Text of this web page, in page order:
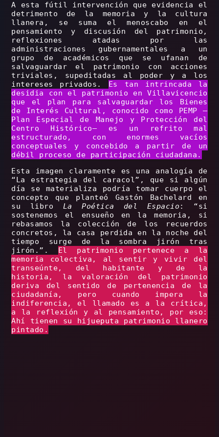
A esta fútil intervención que evidencia el
detrimento de la memoria y la cultura
llanera, se suma el menoscabo en el
pensamiento y discusión del patrimonio,
reflexiones atadas por las
administraciones gubernamentales a un
grupo de académicos que se ufanan de
salvaguardar el patrimonio con acciones
triviales, supeditadas al poder y a los
intereses privados. Es tan intrincada la
desidia con el patrimonio en Villavicencio
que el plan para salvaguardar los Bienes
de Interés Cultural, conocido como PEMP –
Plan Especial de Manejo y Protección del
Centro Histórico– es un refrito mal
estructurado, con enormes vacíos
conceptuales y concebido a partir de un
débil proceso de participación ciudadana.
Esta imagen claramente es una analogía de
“La estrategia del caracol”, que si algún
día se materializa podría tomar cuerpo el
concepto que planteó Gastón Bachelard en
su libro La Poética del Espacio: “si
sostenemos el ensueño en la memoria, si
rebasamos la colección de los recuerdos
concretos, la casa perdida en la noche del
tiempo surge de la sombra jirón tras
jirón.”. El patrimonio pertenece a la
memoria colectiva, al sentir y vivir del
transeúnte, del habitante y de la
historia, la valoración del patrimonio
deriva del sentido de pertenencia de la
ciudadanía, pero cuando impera la
indiferencia, el llamado es a la crítica,
a la reflexión y al pensamiento, por eso:
Ahí tienen su hijueputa patrimonio llanero
pintado.